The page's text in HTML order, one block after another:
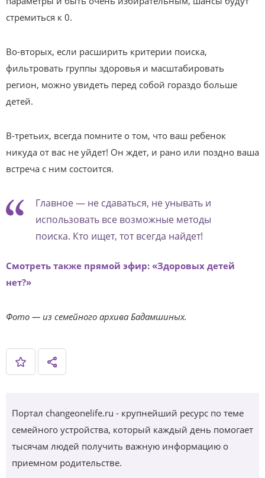
стремиться к 0.
Во-вторых, если расширить критерии поиска,
фильтровать группы здоровья и масштабировать
регион, можно увидеть перед собой гораздо больше
детей.
В-третьих, всегда помните о том, что ваш ребенок
никуда от вас не уйдет! Он ждет, и рано или поздно ваша
встреча с ним состоится.
Главное — не сдаваться, не унывать и
использовать все возможные методы
поиска. Кто ищет, тот всегда найдет!
Смотреть также прямой эфир: «Здоровых детей
нет?»
Фото — из семейного архива Бадамшиных.
Портал changeonelife.ru - крупнейший ресурс по теме
семейного устройства, который каждый день помогает
тысячам людей получить важную информацию о
приемном родительстве.